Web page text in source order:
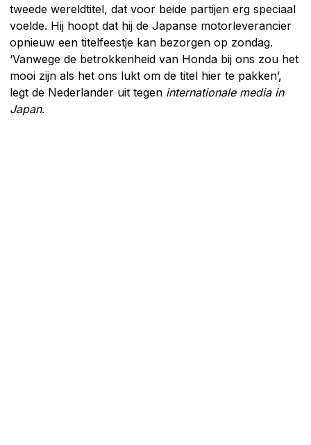
tweede wereldtitel, dat voor beide partijen erg speciaal
voelde. Hij hoopt dat hij de Japanse motorleverancier
opnieuw een titelfeestje kan bezorgen op zondag.
‘Vanwege de betrokkenheid van Honda bij ons zou het
mooi zijn als het ons lukt om de titel hier te pakken’,
legt de Nederlander uit tegen internationale media in
Japan.